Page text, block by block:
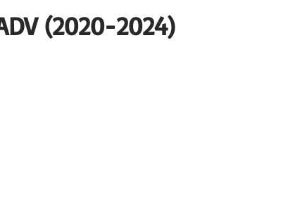
(2020-2024)